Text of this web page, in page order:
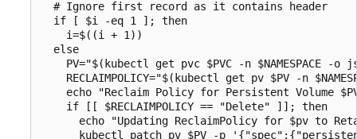
  # Ignore first record as it contains header
  if [ $i -eq 1 ]; then
    i=$((i + 1))
  else
PV="$(kubectl get pvc $PVC -n $NAMESPACE -o
RECLAIMPOLICY="$(kubectl get pv $PV -n
echo "Reclaim Policy for Persistent Volume
    if [[ $RECLAIMPOLICY == "Delete" ]]; then
echo "Updating ReclaimPolicy for $pv to
kubectl patch pv $PV -p